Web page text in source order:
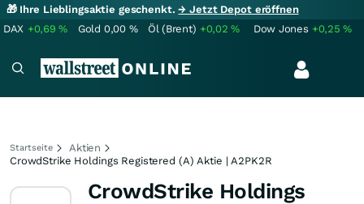
🎁 Ihre Lieblingsaktie geschenkt.→ Jetzt Depot eröffnen
DAX +0,69% Gold 0,00 % Öl (Brent) +0,02% Dow Jones +0,25%
Startseite
Aktien
CrowdStrike Holdings Registered (A) Aktie | A2PK2R
CrowdStrike Holdings